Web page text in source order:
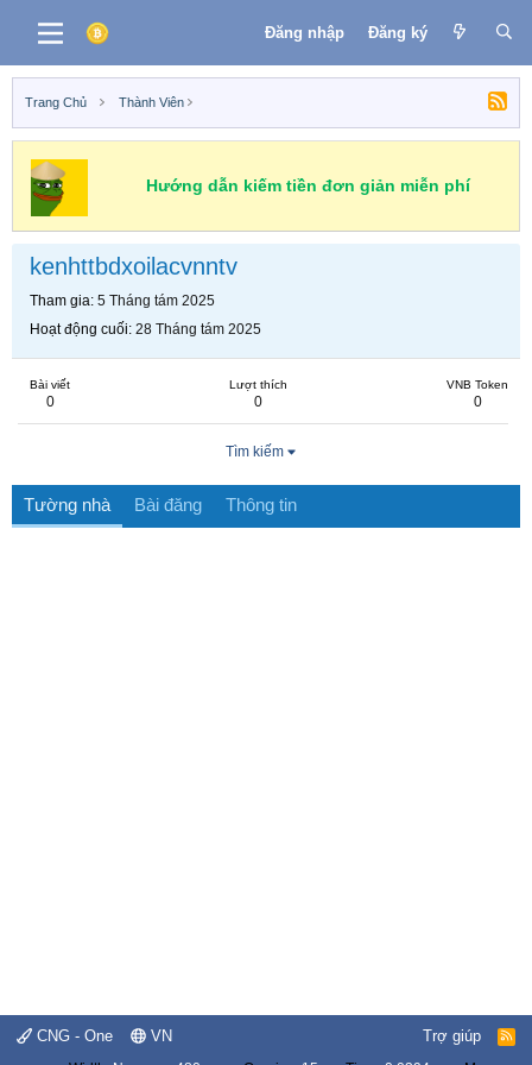
Đăng nhập Đăng ký
Trang Chủ Thành Viên
Hướng dẫn kiếm tiền đơn giản miễn phí
kenhttbdxoilacvnntv
Tham gia 5 Tháng tám 2025
Hoạt động cuối 28 Tháng tám 2025
Bài viết
0
Lượt thích
0
VNB Token
0
Tìm kiếm
Tường nhà Bài đăng Thông tin
CNG - One VN Trợ giúp
R